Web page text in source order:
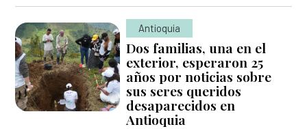
Antioquia
Dos familias, una en el
exterior, esperaron 25
años por noticias sobre
sus seres queridos
desaparecidos en
Antioquia